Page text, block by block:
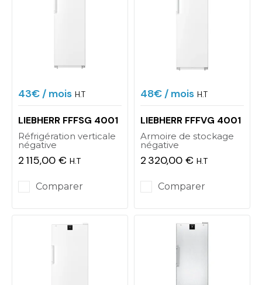
43€/ mois H.T
LIEBHERR FFFSG 4001
Réfrigération verticale
négative
2 115,00 € H.T
Comparer
48€/ mois H.T
LIEBHERR FFFVG 4001
Armoire de stockage
négative
2 320,00 € H.T
Comparer